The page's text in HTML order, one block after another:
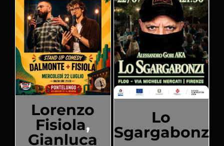
Lorenzo
Fisiola,
Gianluca
Lo
Sgargabonzi